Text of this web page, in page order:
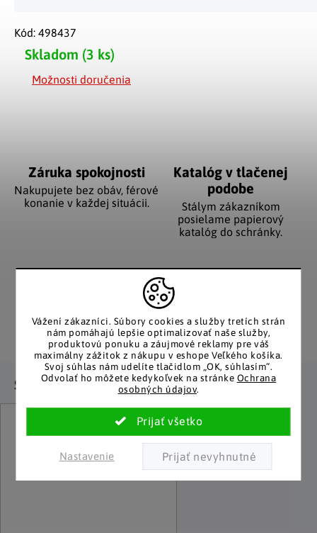
Vážení zákazníci. Súbory cookies a služby tretích strán
nám pomáhajú lepšie optimalizovať naše služby,
produktovú ponuku a záujmové reklamy pre váš
maximálny zážitok z nákupu v eshope Veľkého košíka.
Svoj súhlas nám udelíte tlačidlom „OK, súhlasím“.
Odvolať ho môžete kedykoľvek na stránke Ochrana
osobných údajov.
Nastavenie
Skladom (3 ks)
Možnosti doručenia
Kód: 498437
Záruka spokojnosti
Nakupujete bez obáv, férové
​​konanie v každej situácii.
Katalóg v tlačenej
podobe
Stálym zákazníkom
posielame papierový
katalóg do schránky.
Za desiatky rokov na trhu
máme tisíce spokojných
zákazníkov.
Značkový tovar s garanciou
pôvodu. Rýchle odoslanie z
Česka.
Súvisiaci tovar